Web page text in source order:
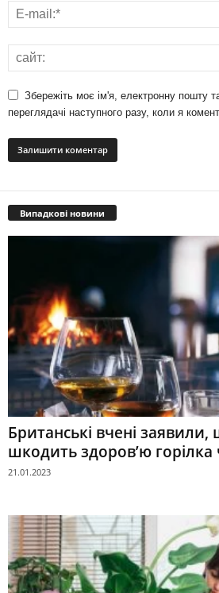
Збережіть моє ім'я, електронну пошту
переглядачі наступного разу, коли я
Випадкові новини
Британські вчені
шкодить здоров’ю
21.01.2023